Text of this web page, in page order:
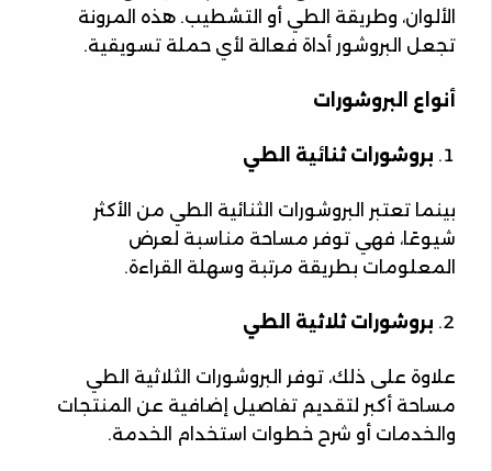
الألوان، وطريقة الطي أو التشطيب. هذه المرونة
تجعل البروشور أداة فعالة لأي حملة تسويقية.
أنواع البروشورات
بروشورات ثنائية الطي
بينما تعتبر البروشورات الثنائية الطي من الأكثر
شيوعًا، فهي توفر مساحة مناسبة لعرض
المعلومات بطريقة مرتبة وسهلة القراءة.
بروشورات ثلاثية الطي
علاوة على ذلك، توفر البروشورات الثلاثية الطي
مساحة أكبر لتقديم تفاصيل إضافية عن المنتجات
والخدمات أو شرح خطوات استخدام الخدمة.